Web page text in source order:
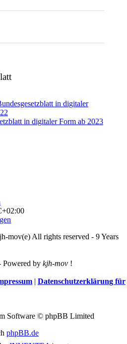
in digitaler
in digitaler Form ab 2023
mov(e) All rights reserved - 9 Years
Powered by kjh-mov !
| Datenschutzerklärung für
Software © phpBB Limited
phpBB.de